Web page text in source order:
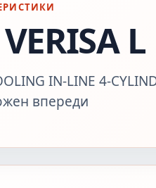
L
IN-LINE 4-
впереди